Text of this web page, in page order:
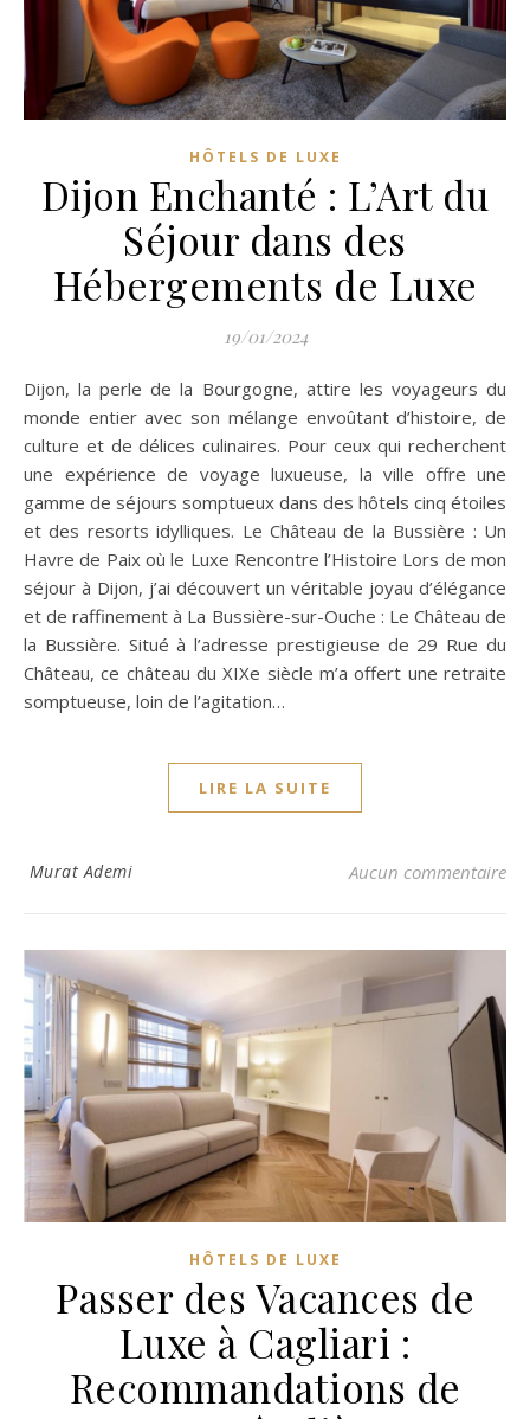
HÔTELS DE LUXE
Dijon Enchanté : L’Art du
Séjour dans des
Hébergements de Luxe
19/01/2024
Dijon, la perle de la Bourgogne, attire les voyageurs du
monde entier avec son mélange envoûtant d’histoire, de
culture et de délices culinaires. Pour ceux qui recherchent
une expérience de voyage luxueuse, la ville offre une
gamme de séjours somptueux dans des hôtels cinq étoiles
et des resorts idylliques. Le Château de la Bussière : Un
Havre de Paix où le Luxe Rencontre l’Histoire Lors de mon
séjour à Dijon, j’ai découvert un véritable joyau d’élégance
et de raffinement à La Bussière-sur-Ouche : Le Château de
la Bussière. Situé à l’adresse prestigieuse de 29 Rue du
Château, ce château du XIXe siècle m’a offert une retraite
somptueuse, loin de l’agitation…
LIRE LA SUITE
Murat Ademi Aucun commentaire
HÔTELS DE LUXE
Passer des Vacances de
Luxe à Cagliari :
Recommandations de